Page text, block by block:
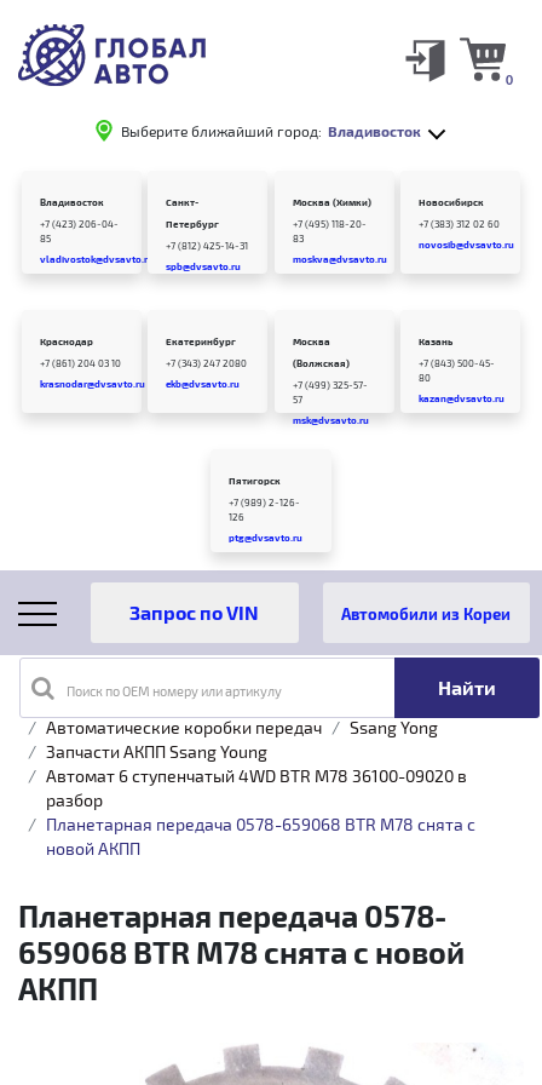
Выберите ближайший город: Владивосток
0
Владивосток
+7 (423) 206-04-
85
vladivostok@dvsavto.ru
Санкт-
Петербург
+7 (812) 425-14-31
spb@dvsavto.ru
Москва (Химки)
+7 (495) 118-20-
83
moskva@dvsavto.ru
Новосибирск
+7 (383) 312 02 60
novosib@dvsavto.ru
Краснодар
+7 (861) 204 03 10
krasnodar@dvsavto.ru
Екатеринбург
+7 (343) 247 2080
ekb@dvsavto.ru
Москва
(Волжская)
+7 (499) 325-57-
57
msk@dvsavto.ru
Казань
+7 (843) 500-45-
80
kazan@dvsavto.ru
Пятигорск
+7 (989) 2-126-
126
ptg@dvsavto.ru
Поиск по OEM номеру или артикулу
Автомобили из Кореи
Главная Каталог товаров
Трансмиссия
Автоматические коробки передач
Ssang Yong
Запчасти АКПП Ssang Young
Автомат 6 ступенчатый 4WD BTR M78 36100-09020 в
разбор
Планетарная передача 0578-659068 BTR M78 снята с
новой АКПП
Планетарная передача 0578-
659068 BTR M78 снята с новой
АКПП